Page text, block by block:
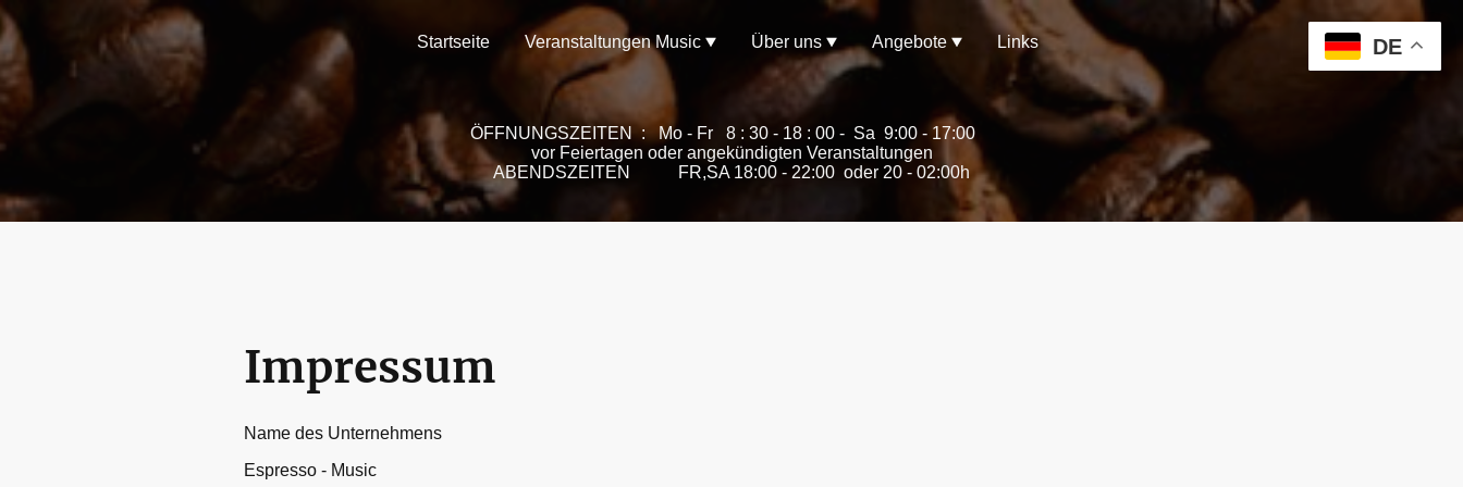
Startseite Veranstaltungen Music Über uns Angebote Links
ÖFFNUNGSZEITEN : Mo - Fr 8 : 30 - 18 : 00 - Sa 9:00 - 17:00
vor Feiertagen oder angekündigten Veranstaltungen
ABENDSZEITEN FR,SA 18:00 - 22:00 oder 20 - 02:00h
Impressum
Name des Unternehmens
Espresso - Music
DE